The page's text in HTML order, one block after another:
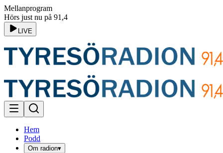
Mellanprogram
Hörs just nu på 91,4
LIVE
Hem
Podd
Om radion▾